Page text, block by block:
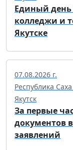
Единый день
колледжи и
Якутске
07.08.2026 г.
Республика
Якутск
За первые
документов
заявлений